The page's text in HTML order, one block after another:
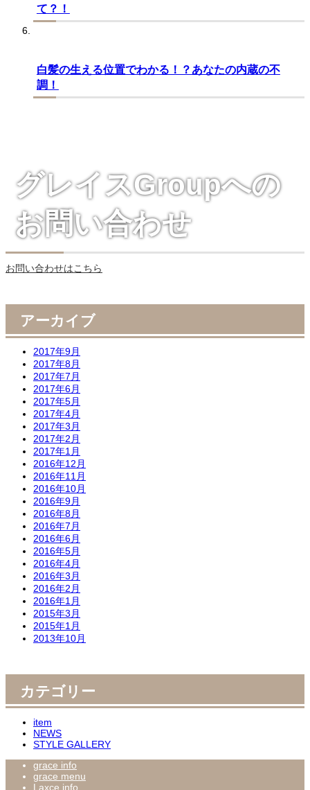
て？！
白髪の生える位置でわかる！？あなたの内蔵の不
調！
グレイスGroupへの
お問い合わせ
お問い合わせはこちら
アーカイブ
2017年9月
2017年8月
2017年7月
2017年6月
2017年5月
2017年4月
2017年3月
2017年2月
2017年1月
2016年12月
2016年11月
2016年10月
2016年9月
2016年8月
2016年7月
2016年6月
2016年5月
2016年4月
2016年3月
2016年2月
2016年1月
2015年3月
2015年1月
2013年10月
カテゴリー
item
NEWS
STYLE GALLERY
grace info
grace menu
Laxce info